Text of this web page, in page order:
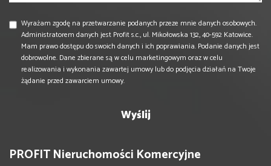
Wyrażam zgodę na przetwarzanie podanych przeze mnie danych osobowych.
Administratorem danych jest Profit s.c., ul. Mikołowska 132, 40-592 Katowice.
Mam prawo dostępu do swoich danych i ich poprawiania. Podanie danych jest
dobrowolne. Dane zbierane są w celu marketingowym oraz w celu
realizowania i wykonania zawartej umowy lub do podjęcia działań na Twoje
żądanie przed zawarciem umowy.
PROFIT Nieruchomości Komercyjne